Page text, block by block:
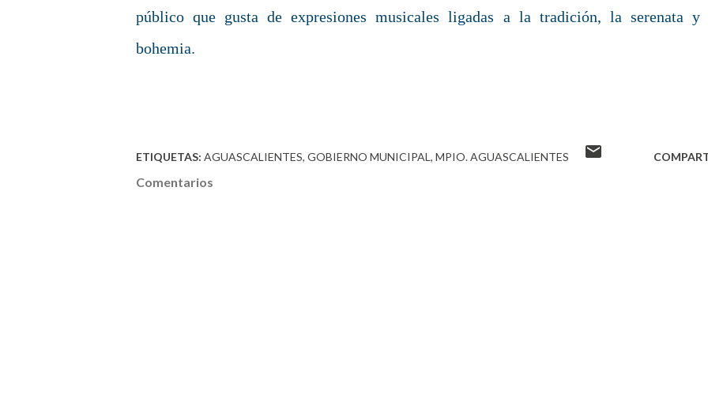
público que gusta de expresiones musicales ligadas a la tradición, la serenata y
bohemia.
ETIQUETAS: AGUASCALIENTES GOBIERNO MUNICIPAL MPIO. AGUASCALIENTES
Comentarios